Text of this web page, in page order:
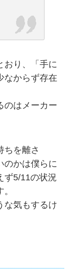
おり、「手に
なからず存在
のはメーカー
ちを離さ
のかは僕らに
ず5/11の状況
な気もするけ